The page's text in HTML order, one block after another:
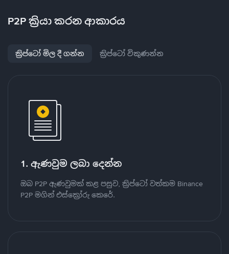
P2P ක්‍රියා කරන ආකාරය
ක්‍රිප්ටෝ මිල දී ගන්න ක්‍රිප්ටෝ විකුණන්න
1. ඇණවුම ලබා දෙන්න
ඔබ P2P ඇණවුමක් කළ පසුව, ක්‍රිප්ටෝ වත්කම Binance
P2P මගින් එස්ක්‍රෝරු කෙරේ.